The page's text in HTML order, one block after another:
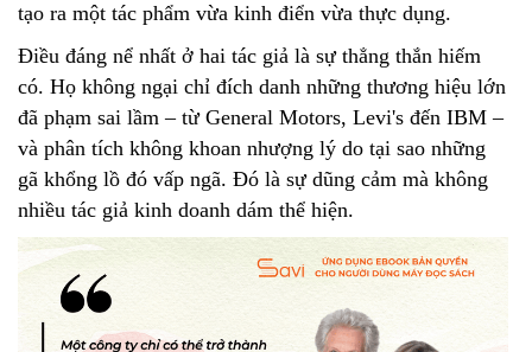
tạo ra một tác phẩm vừa kinh điển vừa thực dụng.
Điều đáng nể nhất ở hai tác giả là sự thẳng thắn hiếm
có. Họ không ngại chỉ đích danh những thương hiệu lớn
đã phạm sai lầm – từ General Motors, Levi's đến IBM –
và phân tích không khoan nhượng lý do tại sao những
gã khổng lồ đó vấp ngã. Đó là sự dũng cảm mà không
nhiều tác giả kinh doanh dám thể hiện.